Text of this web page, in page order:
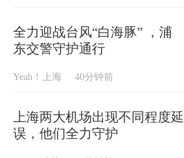
全力迎战台风“白海豚” ，浦
东交警守护通行
Yeah！上海 40分钟前
上海两大机场出现不同程度延
误，他们全力守护